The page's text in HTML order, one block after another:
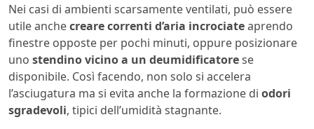
Nei casi di ambienti scarsamente ventilati, può essere
utile anchecreare correnti d’aria incrociateaprendo
finestre opposte per pochi minuti, oppure posizionare
uno stendino vicino a un deumidificatorese
disponibile. Così facendo, non solo si accelera
l’asciugatura ma si evita anche la formazione di odori
sgradevoli, tipici dell’umidità stagnante.